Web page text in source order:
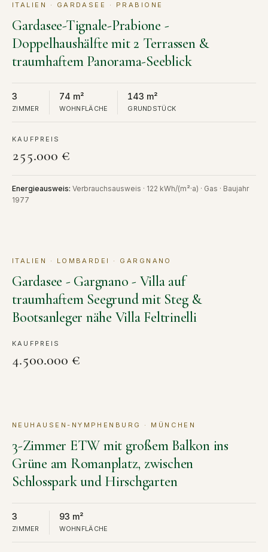
KAUF
ITALIEN · GARDASEE · PRABIONE
Gardasee-Tignale-Prabione -
Doppelhaushälfte mit 2 Terrassen &
traumhaftem Panorama-Seeblick
3
ZIMMER
74 m²
WOHNFLÄCHE
143 m²
GRUNDSTÜCK
KAUFPREIS
255.000 €
Energieausweis: Verbrauchsausweis · 122 kWh/(m²·a) · Gas · Baujahr
1977
KAUF
ITALIEN · LOMBARDEI · GARGNANO
Gardasee - Gargnano - Villa auf
traumhaftem Seegrund mit Steg &
Bootsanleger nähe Villa Feltrinelli
KAUFPREIS
4.500.000 €
KAUF
NEUHAUSEN-NYMPHENBURG · MÜNCHEN
3-Zimmer ETW mit großem Balkon ins
Grüne am Romanplatz, zwischen
Schlosspark und Hirschgarten
3
ZIMMER
93 m²
WOHNFLÄCHE